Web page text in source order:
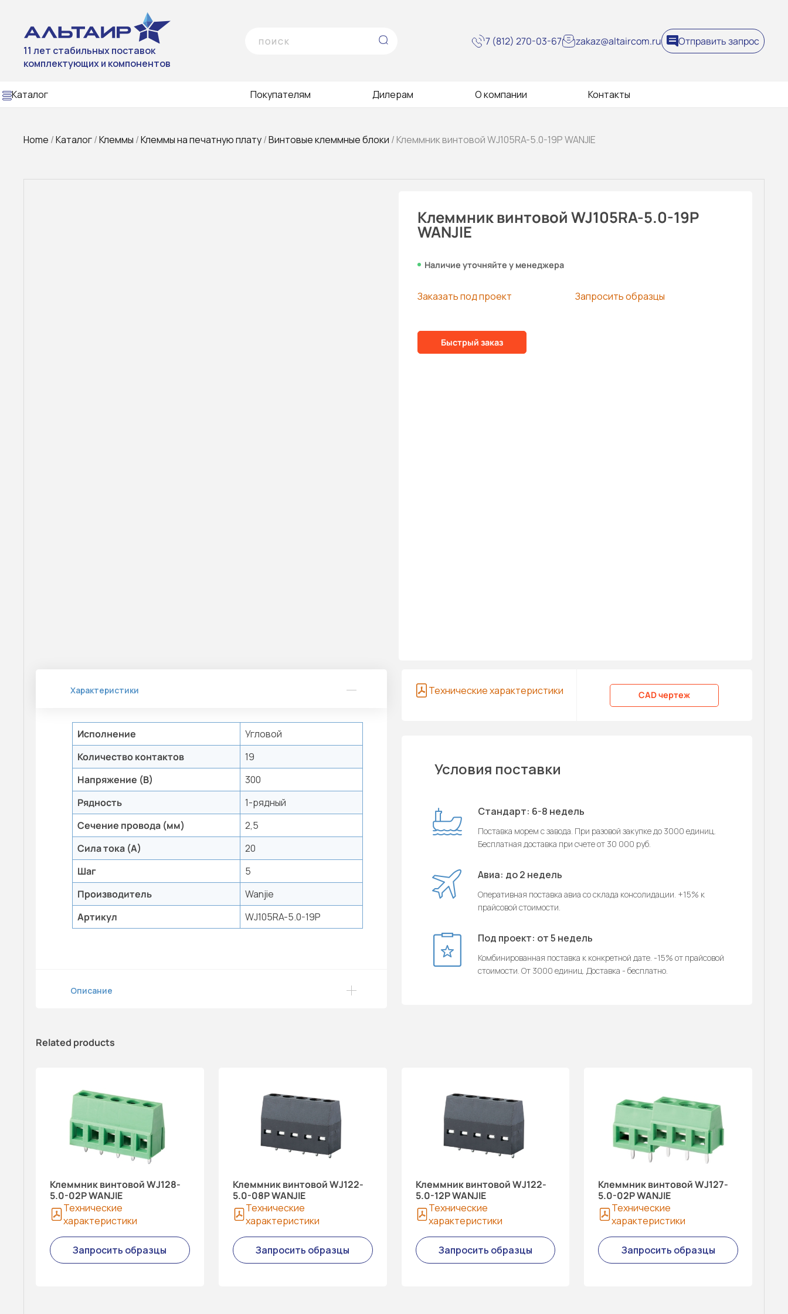
11 лет стабильных поставок
комплектующих и компонентов
7 (812) 270-03-67 zakaz@altaircom.ru Отправить запрос
Каталог Покупателям Дилерам О компании Контакты
Home /Каталог/Клеммы /Клеммы на печатную плату/Винтовые клеммные блоки / Клеммник винтовой WJ105RA-5.0-19P WANJIE
Клеммник винтовой WJ105RA-5.0-19P
WANJIE
Наличие уточняйте у менеджера
Заказать под проект Запросить образцы
Быстрый заказ
Характеристики
Исполнение
Угловой
Количество контактов
19
Напряжение (В)
300
Рядность
1-рядный
Сечение провода (мм)
2,5
Сила тока (А)
20
Шаг
5
Производитель
Wanjie
Артикул
WJ105RA-5.0-19P
Описание
Технические характеристики CAD чертеж
Условия поставки
Стандарт: 6-8 недель
Поставка морем с завода. При разовой закупке до 3000 единиц.
Бесплатная доставка при счете от 30 000 руб.
Авиа: до 2 недель
Оперативная поставка авиа со склада консолидации. +15% к
прайсовой стоимости.
Под проект: от 5 недель
Комбинированная поставка к конкретной дате. -15% от прайсовой
стоимости. От 3000 единиц. Доставка - бесплатно.
Related products
Клеммник винтовой WJ128-
5.0-02P WANJIE
Технические
характеристики
Запросить образцы
Клеммник винтовой WJ122-
5.0-08P WANJIE
Технические
характеристики
Запросить образцы
Клеммник винтовой WJ122-
5.0-12P WANJIE
Технические
характеристики
Запросить образцы
Клеммник винтовой WJ127-
5.0-02P WANJIE
Технические
характеристики
Запросить образцы